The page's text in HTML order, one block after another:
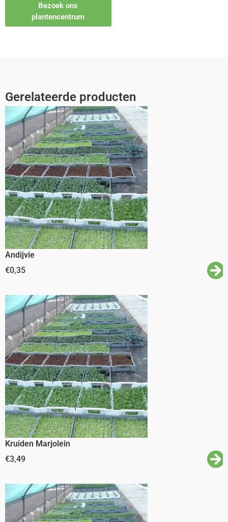
Bezoek ons
plantencentrum
Gerelateerde producten
Andijvie
€0,35
Kruiden Marjolein
€3,49